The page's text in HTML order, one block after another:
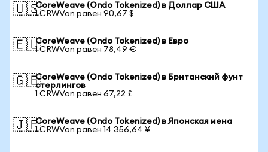
🇺🇸CoreWeave (Ondo Tokenized) в Доллар США
1 CRWVon равен 90,67 $
🇪🇺CoreWeave (Ondo Tokenized) в Евро
1 CRWVon равен 78,49 €
🇬🇧CoreWeave (Ondo Tokenized) в Британский фунт
стерлингов
1 CRWVon равен 67,22 £
🇯🇵CoreWeave (Ondo Tokenized) в Японская иена
1 CRWVon равен 14 356,64 ¥